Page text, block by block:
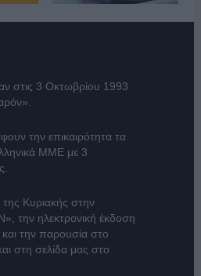
στις 3 Οκτωβρίου 1993
την επικαιρότητα τα
ΜΜΕ με 3
Κυριακής στην
, την ηλεκτρονική έκδοση
την παρουσία στο
στη σελίδα μας στο